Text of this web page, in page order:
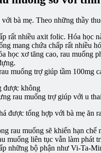
bà mẹ. Theo những thầy
rất nhiều axit folic. Hóa học
mang chứa chấp rất nhiều
học xơ tăng cao, rau muống
muống trợ giúp tầm 100mg
rau muống trợ giúp với u thai
được tổng hợp với bà mẹ ăn
rau muống sẽ khiến hạn
muống liên tục vẫn làm phát
những bộ phận như Vi-Ta-